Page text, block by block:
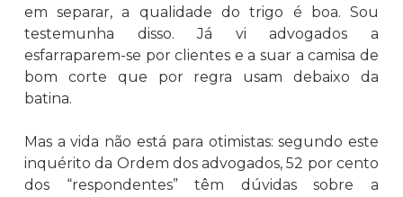
em separar, a qualidade do trigo é boa. Sou
testemunha disso. Já vi advogados a
esfarraparem-se por clientes e a suar a camisa de
bom corte que por regra usam debaixo da
batina.
Mas a vida não está para otimistas: segundo este
inquérito da Ordem dos advogados, 52 por cento
dos “respondentes” têm dúvidas sobre a